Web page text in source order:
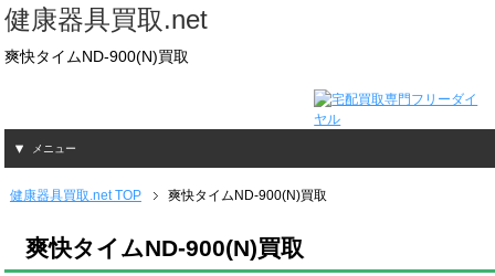
健康器具買取.net
爽快タイムND-900(N)買取
メニュー
健康器具買取.net TOP 爽快タイムND-900(N)買取
爽快タイムND-900(N)買取